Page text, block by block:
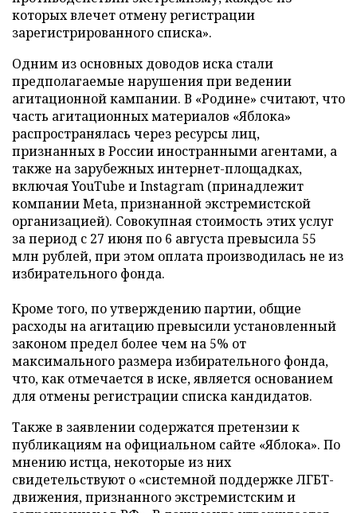
которых влечет отмену регистрации
зарегистрированного списка».
Одним из основных доводов иска стали
предполагаемые нарушения при ведении
агитационной кампании. В «Родине» считают, что
часть агитационных материалов «Яблока»
распространялась через ресурсы лиц,
признанных в России иностранными агентами, а
также на зарубежных интернет-площадках,
включая YouTube и Instagram (принадлежит
компании Meta, признанной экстремистской
организацией). Совокупная стоимость этих услуг
за период с 27 июня по 6 августа превысила 55
млн рублей, при этом оплата производилась не из
избирательного фонда.
Кроме того, по утверждению партии, общие
расходы на агитацию превысили установленный
законом предел более чем на 5% от
максимального размера избирательного фонда,
что, как отмечается в иске, является основанием
для отмены регистрации списка кандидатов.
Также в заявлении содержатся претензии к
публикациям на официальном сайте «Яблока». По
мнению истца, некоторые из них
свидетельствуют о «системной поддержке ЛГБТ-
движения, признанного экстремистским и